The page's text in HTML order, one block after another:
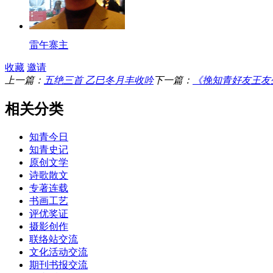
雷午寨主
收藏 邀请
上一篇： 五绝三首 乙巳冬月丰收吟下一篇： 《挽知青好友王
相关分类
知青今日
知青史记
原创文学
诗歌散文
专著连载
书画工艺
评优奖证
摄影创作
联络站交流
文化活动交流
期刊书报交流